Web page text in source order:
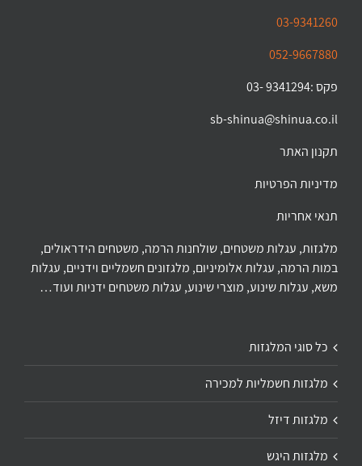
03-9341260
052-9667880
פקס :9341294 -03
sb-shinua@shinua.co.il
תקנון האתר
מדיניות הפרטיות
תנאי אחריות
מלגזות, עגלות משטחים, שולחנות הרמה, משטחים הידראולים,
במות הרמה, עגלות אלומיניום, מלגזונים חשמליים וידניים, עגלות
משא, עגלות שינוע, מוצרי שינוע, עגלות משטחים ידניות ועוד…
כל סוגי המלגזות
מלגזות חשמליות למכירה
מלגזות דיזל
מלגזות היגש